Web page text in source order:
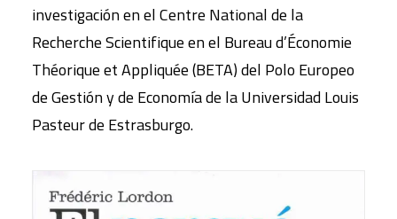
investigación en el Centre National de la
Recherche Scientifique en el Bureau d’Économie
Théorique et Appliquée (BETA) del Polo Europeo
de Gestión y de Economía de la Universidad Louis
Pasteur de Estrasburgo.